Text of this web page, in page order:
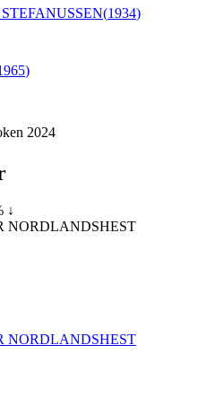
(1934)
)
2024
↓
NORDLANDSHEST
NORDLANDSHEST